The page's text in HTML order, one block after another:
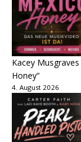
Kacey
Honey“
4. August 2026